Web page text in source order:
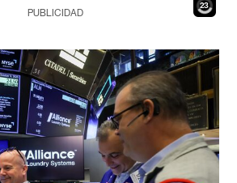
21
PUBLICIDAD